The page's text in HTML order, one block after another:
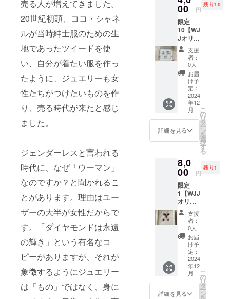
売る人が増えてきました。
20世紀初頭、ココ・シャネ
ルが当時紳士服のための生
地であったツイードを使
い、自分が着たい服を作っ
たように、ジュエリーも女
性たちがつけたいものを作
り、売る時代が来たと感じ
ました。
ジェンダーレスと言われる
時代に、なぜ「ウーマン」
なのですか？と聞かれるこ
とがあります。理由はユー
ザーの大半が女性だからで
す。「ダイヤモンドは永遠
の輝き」という有名なコ
ピーがありますが、それが
象徴するようにジュエリー
は「もの」ではなく、身に
経営者、デ
ザイナーな
どが登録し
ています。
ルーグ
レー色
(コバル
ト処
理)・
k10イエ
ロー
ゴール
ド・シ
リコン
キャッ
チ付・
こちら
は片耳
用なの
で1個で
00 円
残り10
限定
10【WJ
Jオリジ
ナルポ
スト
カード
でお礼
のメッ
セー
ジ】＋
【あこ
や真珠
ピアス
片耳
用】直
径4.5-
リ・ホ
ワイト
ピンク
色・k10
イエ
ロー
ゴール
ド・シ
リコン
キャッ
チ付・
こちら
は片耳
用なの
で1個で
す
支援
者：
0人
お届
け予
定：
2024
年12
月
詳細を見る
こ
の
リ
タ
ー
ン
を
選
択
す
る
8,0
00 円
残り1
限定
1【WJJ
オリジ
ナルポ
スト
カード
でお礼
のメッ
セー
ジ】+
【カ
ラース
トーン
ガー
支援
者：
0人
お届
け予
定：
2024
年12
月
詳細を見る
こ
の
リ
タ
ー
ン